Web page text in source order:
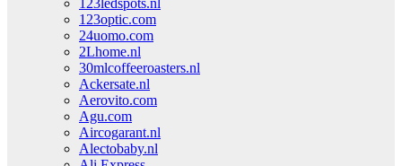
123ledspots.nl
123optic.com
24uomo.com
2Lhome.nl
30mlcoffeeroasters.nl
Ackersate.nl
Aerovito.com
Agu.com
Aircogarant.nl
Alectobaby.nl